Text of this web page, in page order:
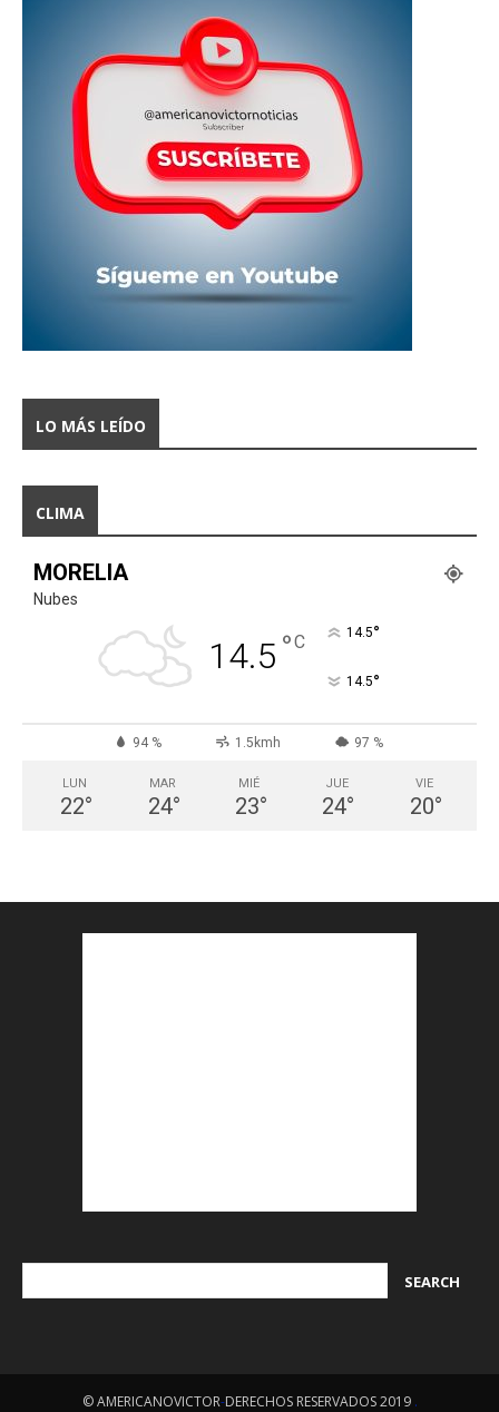
LO MÁS LEÍDO
CLIMA
MORELIA
Nubes
14.5 °C 14.5°
14.5°
94 % 1.5kmh 97 %
LUN
22°
MAR
24°
MIÉ
23°
JUE
24°
VIE
20°
© AMERICANOVICTOR-DERECHOS RESERVADOS 2019 .